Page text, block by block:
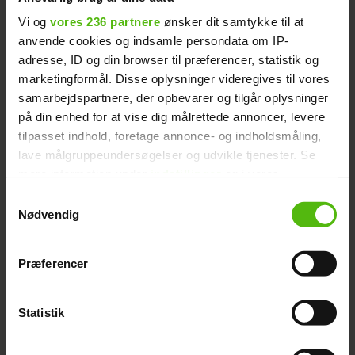
Vi og vores 236 partnere ønsker dit samtykke til at
anvende cookies og indsamle persondata om IP-
adresse, ID og din browser til præferencer, statistik og
marketingformål. Disse oplysninger videregives til vores
samarbejdspartnere, der opbevarer og tilgår oplysninger
på din enhed for at vise dig målrettede annoncer, levere
tilpasset indhold, foretage annonce- og indholdsmåling,
lave målgruppeundersøgelser og udvikle tjenester. Se
tilbage eller ændre indstillinger fra vores
"Cookiedeklaration", eller ved at trykke på "Privacy
Vi ønsker dit samtykke til at indsamle og bruge data for
Nødvendig
Præferencer
Statistik
Læs også:
HOT NEWS: Knaldperlen og
Sugar rykker teltpælene op
Følg med på voresFacebook-sideog vores
Instagram, så du hele tiden er opdateret
med nyheder fra diverse reality-
programmer og kendisser.
PARADISE HOTEL NYHEDER